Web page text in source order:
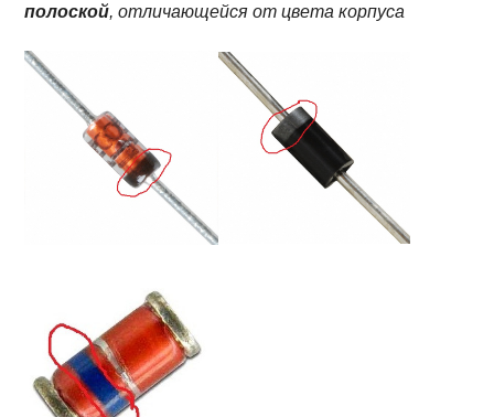
полоской, отличающейся от цвета корпуса